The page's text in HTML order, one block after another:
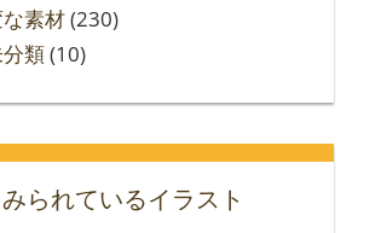
素材(230)
類(10)
られているイラスト